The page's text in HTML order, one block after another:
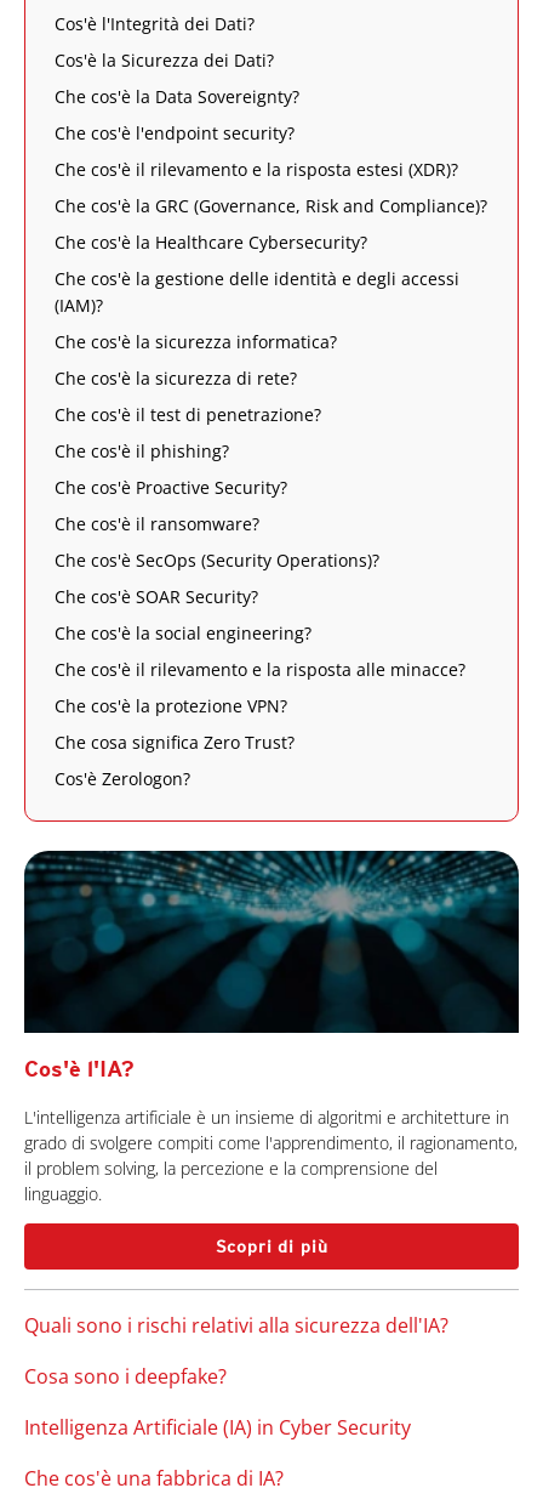
Cos'è l'Integrità dei Dati?
Cos'è la Sicurezza dei Dati?
Che cos'è la Data Sovereignty?
Che cos'è l'endpoint security?
Che cos'è il rilevamento e la risposta estesi (XDR)?
Che cos'è la GRC (Governance, Risk and Compliance)?
Che cos'è la Healthcare Cybersecurity?
Che cos'è la gestione delle identità e degli accessi
(IAM)?
Che cos'è la sicurezza informatica?
Che cos'è la sicurezza di rete?
Che cos'è il test di penetrazione?
Che cos'è il phishing?
Che cos'è Proactive Security?
Che cos'è il ransomware?
Che cos'è SecOps (Security Operations)?
Che cos'è SOAR Security?
Che cos'è la social engineering?
Che cos'è il rilevamento e la risposta alle minacce?
Che cos'è la protezione VPN?
Che cosa significa Zero Trust?
Cos'è Zerologon?
Cos'è l'IA?
L'intelligenza artificiale è un insieme di algoritmi e architetture in
grado di svolgere compiti come l'apprendimento, il ragionamento,
il problem solving, la percezione e la comprensione del
linguaggio.
Scopri di più
Quali sono i rischi relativi alla sicurezza dell'IA?
Cosa sono i deepfake?
Intelligenza Artificiale (IA) in Cyber Security
Che cos'è una fabbrica di IA?